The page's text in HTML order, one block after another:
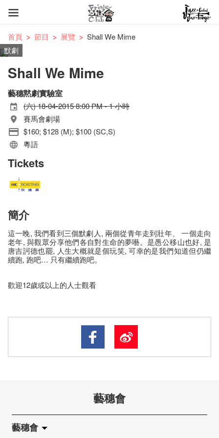
首頁 節目 展覽
Shall We Mime
默劇
Shall We Mime
藝穗黙劇實驗室
(六) 18-04-2015 8:00 PM - 1 小時
賽馬會劇場
$160; $128 (M); $100 (SC,S)
粵語
Tickets
簡介
這一晚, 我們看到三個默劇人, 兩個從青年走到壯年、 一個走向
老年, 與觀眾分享他們各自對生命的夢囈。是愚公移山也好, 是
唐吉訶德也罷, 人生大概就是個玩笑, 可幸的是我們知道但仍繼
續跑, 跑吧… 只有繼續跑吧。
歡迎12歲或以上的人士觀看
藝穗會
藝穗會